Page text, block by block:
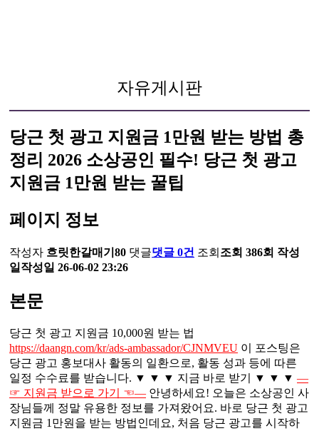
자유게시판
당근 첫 광고 지원금 1만원 받는 방법 총
정리 2026 소상공인 필수! 당근 첫 광고
지원금 1만원 받는 꿀팁
페이지 정보
작성자 흐릿한갈매기80 댓글댓글 0건 조회 조회 386회 작성
일 작성일 26-06-02 23:26
본문
당근 첫 광고 지원금 10,000원 받는 법
https://daangn.com/kr/ads-ambassador/CJNMVEU 이 포스팅은
당근 광고 홍보대사 활동의 일환으로, 활동 성과 등에 따른
일정 수수료를 받습니다. ▼ ▼ ▼ 지금 바로 받기 ▼ ▼ ▼ ―
☞ 지원금 받으로 가기 ☜― 안녕하세요! 오늘은 소상공인 사
장님들께 정말 유용한 정보를 가져왔어요. 바로 당근 첫 광고
지원금 1만원을 받는 방법인데요, 처음 당근 광고를 시작하